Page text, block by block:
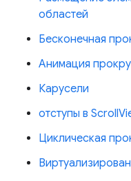
областей
Бесконечная
Анимация
Карусели
отступы в
Циклическая